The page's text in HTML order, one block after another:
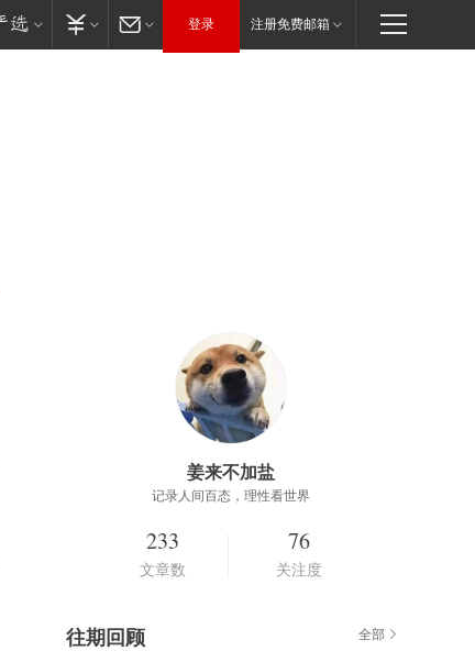
登录 注册免费邮箱
姜来不加盐
记录人间百态，理性看世界
233
文章数
76
关注度
往期回顾 全部